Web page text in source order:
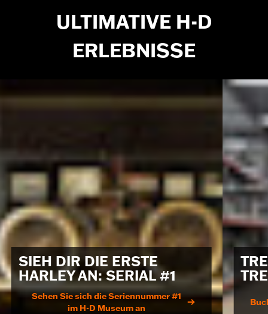
ULTIMATIVE H-D
ERLEBNISSE
SIEH DIR DIE ERSTE
HARLEY AN: SERIAL #1
Sehen Sie sich die Seriennummer #1
im H-D Museum an